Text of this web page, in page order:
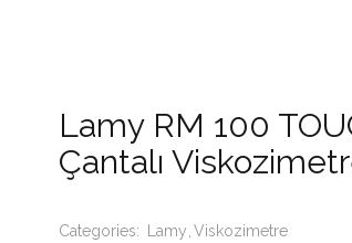
Lamy RM 100
Çantalı
Categories: Lamy Viskozimetre